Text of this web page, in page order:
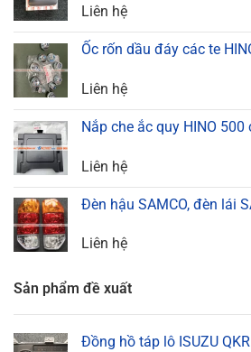
Liên hệ
Ốc rốn dầu đáy các te
Liên hệ
Nắp che ắc quy HINO 500
Liên hệ
Đèn hậu SAMCO, đèn lái
Liên hệ
Sản phẩm đề xuất
Đồng hồ táp lô ISUZU